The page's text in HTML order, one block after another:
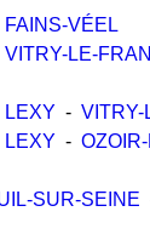
FAINS-VÉEL
VITRY-LE-
LEXY - VITRY-
LEXY -
SUR-SEINE